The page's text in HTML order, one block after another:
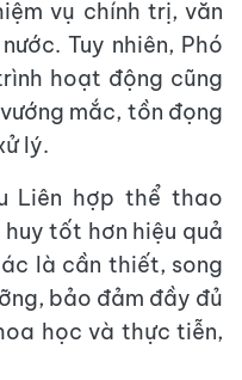
vụ chính trị, văn
Tuy nhiên, Phó
hoạt động cũng
mắc, tồn đọng
lý.
Liên hợp thể thao
tốt hơn hiệu quả
là cần thiết, song
bảo đảm đầy đủ
học và thực tiễn,